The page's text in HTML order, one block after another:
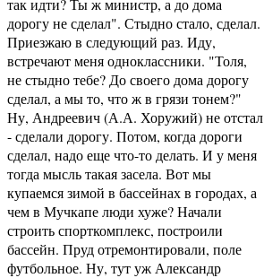
так идти? Ты ж министр, а до дома
дорогу не сделал". Стыдно стало, сделал.
Приезжаю в следующий раз. Иду,
встречают меня одноклассники. "Толя,
не стыдно тебе? До своего дома дорогу
сделал, а мы то, что ж в грязи тонем?"
Ну, Андреевич (А.А. Хоружий) не отстал
- сделали дорогу. Потом, когда дороги
сделал, надо еще что-то делать. И у меня
тогда мысль такая засела. Вот мы
купаемся зимой в бассейнах в городах, а
чем в Мучкапе люди хуже? Начали
строить спорткомплекс, построили
бассейн. Пруд отремонтировали, поле
футбольное. Ну, тут уж Александр